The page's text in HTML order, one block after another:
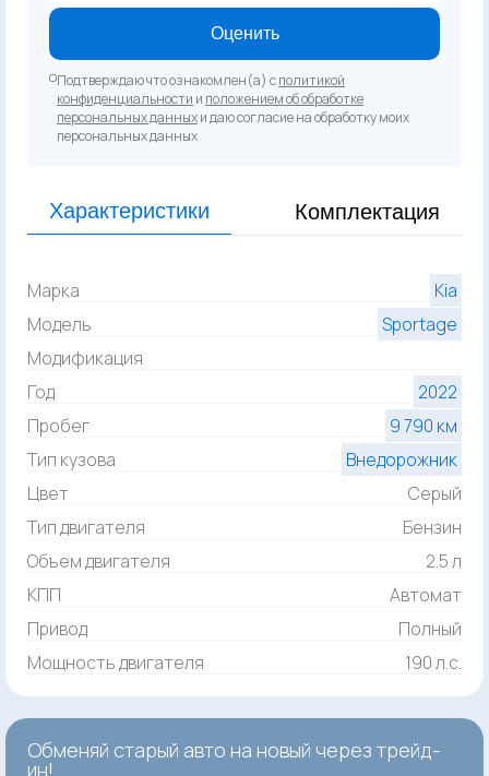
Оценить
Подтверждаю что ознакомлен(а) сполитикой
конфиденциальности и положением об обработке
персональных данныхи даю согласие на обработку моих
персональных данных
Характеристики Комплектация
Марка
Kia
Модель
Sportage
Модификация
Год
2022
Пробег
9 790 км
Тип кузова
Внедорожник
Цвет
Серый
Тип двигателя
Бензин
Объем двигателя
2.5 л
КПП
Автомат
Привод
Полный
Мощность двигателя
190 л.с.
Обменяй старый авто на новый через трейд-
ин!